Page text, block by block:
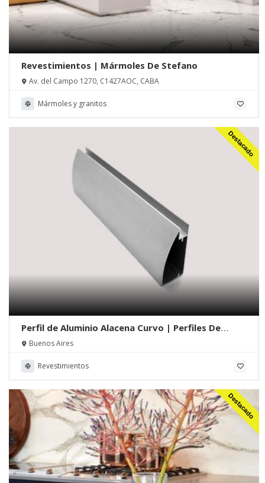
Revestimientos | Mármoles De Stefano
Av. del Campo 1270, C1427AOC, CABA
Mármoles y granitos
Destacado
Perfil de Aluminio Alacena Curvo | Perfiles De
Aluminio.net
Buenos Aires
Revestimientos
Destacado